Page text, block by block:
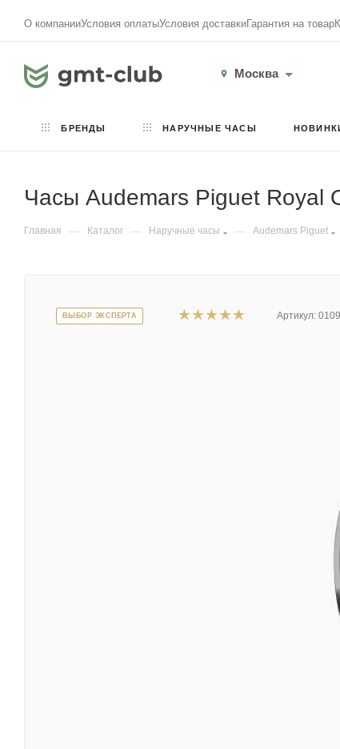
О компанииУсловия оплатыУсловия доставкиГарантия на товар
Москва
БРЕНДЫ НАРУЧНЫЕ ЧАСЫ
Часы Audemars Piguet Royal
Главная — Каталог — Наручные часы — Audemars Piguet
ВЫБОР ЭКСПЕРТА Артикул: